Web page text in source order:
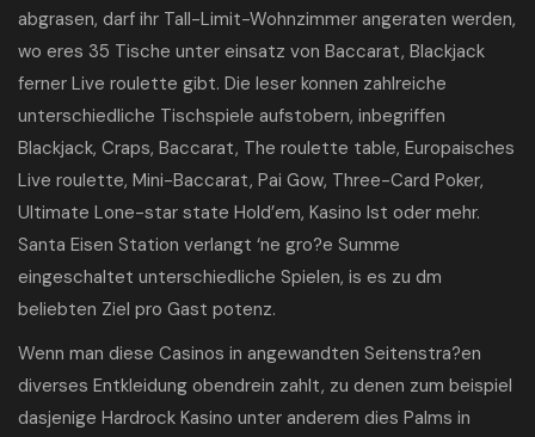
abgrasen, darf ihr Tall-Limit-Wohnzimmer angeraten werden,
wo eres 35 Tische unter einsatz von Baccarat, Blackjack
ferner Live roulette gibt. Die leser konnen zahlreiche
unterschiedliche Tischspiele aufstobern, inbegriffen
Blackjack, Craps, Baccarat, The roulette table, Europaisches
Live roulette, Mini-Baccarat, Pai Gow, Three-Card Poker,
Ultimate Lone-star state Hold’em, Kasino Ist oder mehr.
Santa Eisen Station verlangt ‘ne gro?e Summe
eingeschaltet unterschiedliche Spielen, is es zu dm
beliebten Ziel pro Gast potenz.
Wenn man diese Casinos in angewandten Seitenstra?en
diverses Entkleidung obendrein zahlt, zu denen zum beispiel
dasjenige Hardrock Kasino unter anderem dies Palms in